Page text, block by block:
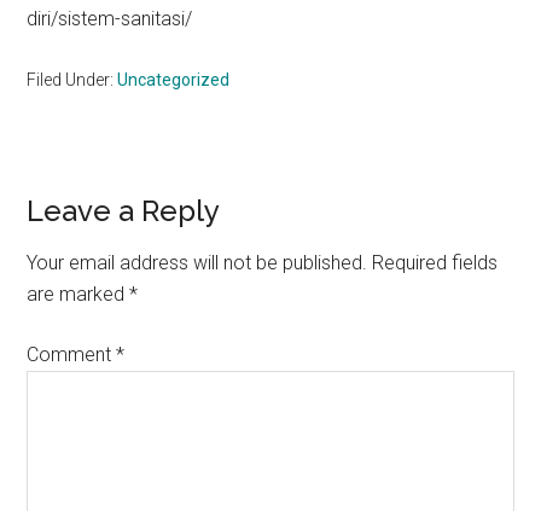
diri/sistem-sanitasi/
Filed Under:Uncategorized
Reader
Interactions
Leave a Reply
Your email address will not be published. Required fields
are marked*
Comment*